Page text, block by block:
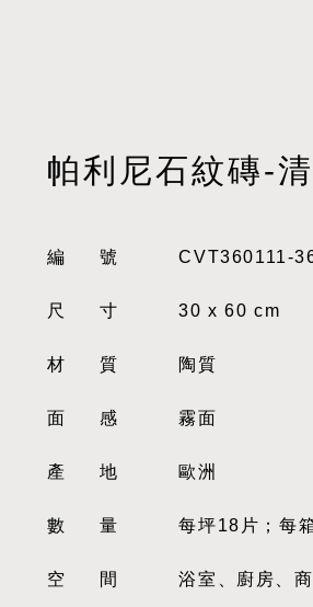
帕利尼石紋磚-
編號 CVT360111-
尺寸 30 x 60 cm
材質 陶質
面感 霧面
產地 歐洲
數量 每坪18片；每
空間 浴室、廚房、